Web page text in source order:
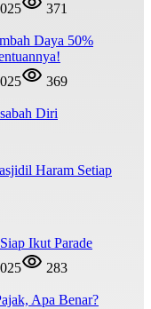
371
Daya 50%
369
Diri
Haram Setiap
Ikut Parade
283
Apa Benar?